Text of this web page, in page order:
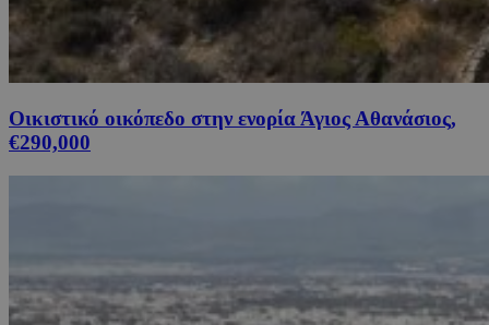
Οικιστικό οικόπεδο στην ενορία Άγιος Αθανάσιος,
€290,000